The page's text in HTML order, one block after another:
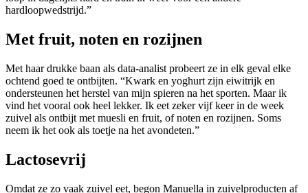
hardloopwedstrijd.”
Met fruit, noten en rozijnen
Met haar drukke baan als data-analist probeert ze in elk geval elke
ochtend goed te ontbijten. “Kwark en yoghurt zijn eiwitrijk en
ondersteunen het herstel van mijn spieren na het sporten. Maar ik
vind het vooral ook heel lekker. Ik eet zeker vijf keer in de week
zuivel als ontbijt met muesli en fruit, of noten en rozijnen. Soms
neem ik het ook als toetje na het avondeten.”
Lactosevrij
Omdat ze zo vaak zuivel eet, begon Manuella in zuivelproducten af